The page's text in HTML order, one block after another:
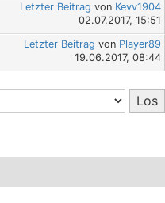
Letzter Beitrag von Kevv1904
02.07.2017, 15:51
Letzter Beitrag von Player89
19.06.2017, 08:44